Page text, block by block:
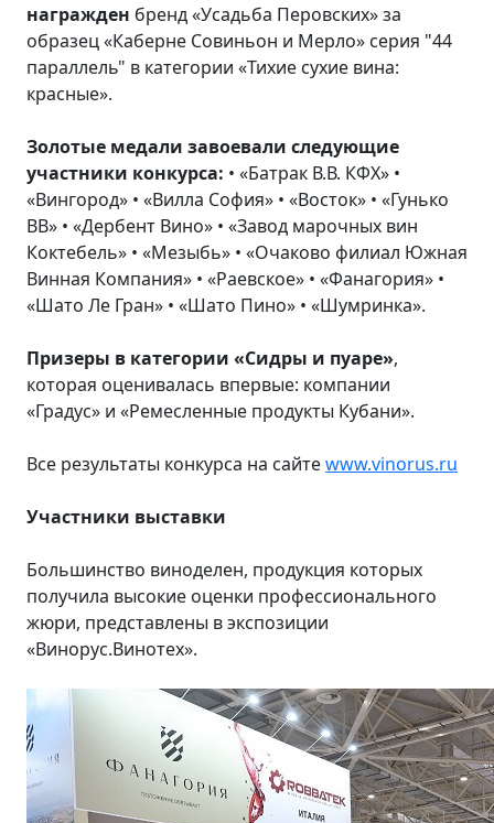
награжден бренд «Усадьба Перовских» за
образец «Каберне Совиньон и Мерло» серия "44
параллель" в категории «Тихие сухие вина:
красные».
Золотые медали завоевали следующие
участники конкурса: • «Батрак В.В. КФХ» •
«Вингород» • «Вилла София» • «Восток» • «Гунько
ВВ» • «Дербент Вино» • «Завод марочных вин
Коктебель» • «Мезыбь» • «Очаково филиал Южная
Винная Компания» • «Раевское» • «Фанагория» •
«Шато Ле Гран» • «Шато Пино» • «Шумринка».
Призеры в категории «Сидры и пуаре»,
которая оценивалась впервые: компании
«Градус» и «Ремесленные продукты Кубани».
Все результаты конкурса на сайтеwww.vinorus.ru
Участники выставки
Большинство виноделен, продукция которых
получила высокие оценки профессионального
жюри, представлены в экспозиции
«Винорус.Винотех».